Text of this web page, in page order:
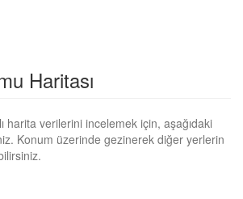
Haritası
harita verilerini incelemek için, aşağıdaki
Konum üzerinde gezinerek diğer yerlerin